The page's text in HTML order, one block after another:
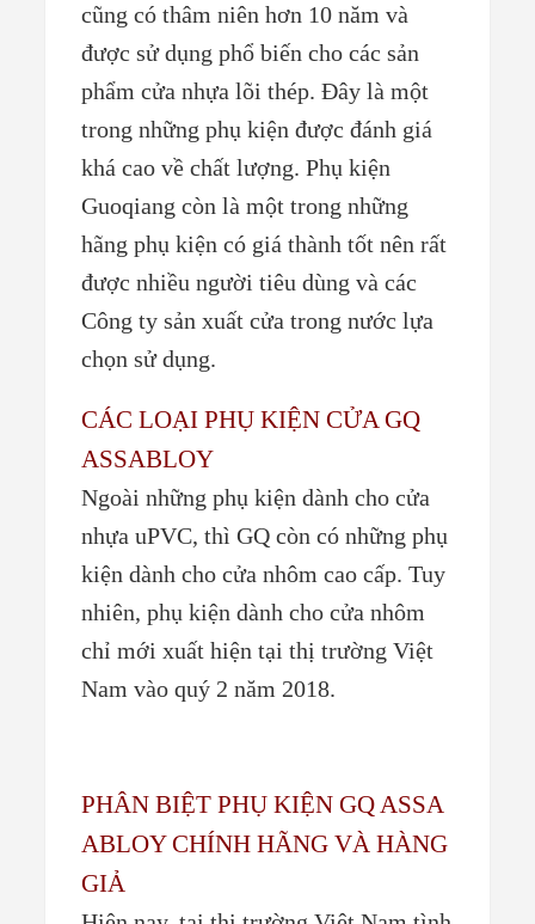
cũng có thâm niên hơn 10 năm và
được sử dụng phổ biến cho các sản
phẩm cửa nhựa lõi thép. Đây là một
trong những phụ kiện được đánh giá
khá cao về chất lượng. Phụ kiện
Guoqiang còn là một trong những
hãng phụ kiện có giá thành tốt nên rất
được nhiều người tiêu dùng và các
Công ty sản xuất cửa trong nước lựa
chọn sử dụng.
CÁC LOẠI PHỤ KIỆN CỬA GQ
ASSABLOY
Ngoài những phụ kiện dành cho cửa
nhựa uPVC, thì GQ còn có những phụ
kiện dành cho cửa nhôm cao cấp. Tuy
nhiên, phụ kiện dành cho cửa nhôm
chỉ mới xuất hiện tại thị trường Việt
Nam vào quý 2 năm 2018.
PHÂN BIỆT PHỤ KIỆN GQ ASSA
ABLOY CHÍNH HÃNG VÀ HÀNG
GIẢ